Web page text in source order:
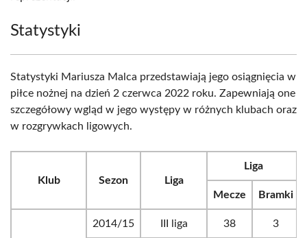
Statystyki
Statystyki Mariusza Malca przedstawiają jego osiągnięcia w
piłce nożnej na dzień 2 czerwca 2022 roku. Zapewniają one
szczegółowy wgląd w jego występy w różnych klubach oraz
w rozgrywkach ligowych.
Klub Sezon Liga
Liga
Mecze Bramki
2014/15 III liga 38 3